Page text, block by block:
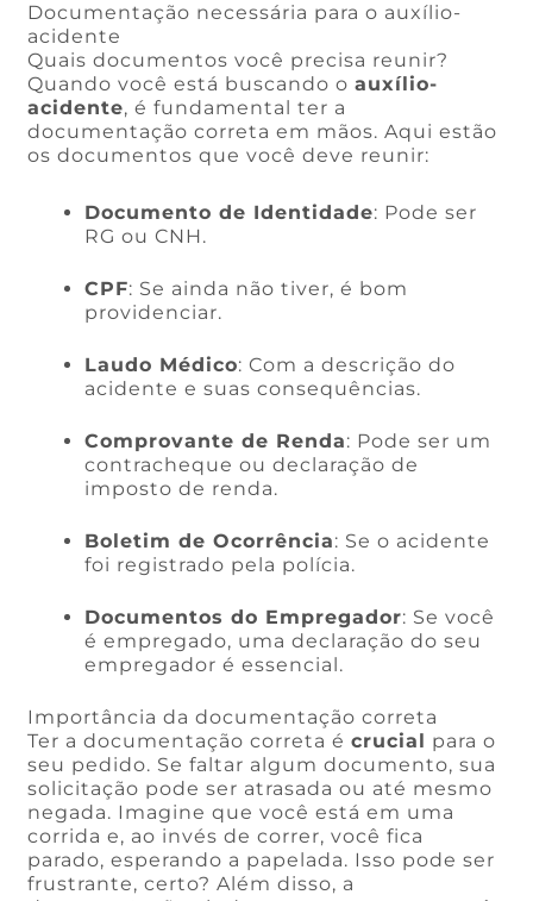
Documentação necessária para o auxílio-
acidente
Quais documentos você precisa reunir?
Quando você está buscando oauxílio-
acidente, é fundamental ter a
documentação correta em mãos. Aqui estão
os documentos que você deve reunir:
Documento de Identidade: Pode ser
RG ou CNH.
CPF: Se ainda não tiver, é bom
providenciar.
Laudo Médico: Com a descrição do
acidente e suas consequências.
Comprovante de Renda: Pode ser um
contracheque ou declaração de
imposto de renda.
Boletim de Ocorrência: Se o acidente
foi registrado pela polícia.
Documentos do Empregador: Se você
é empregado, uma declaração do seu
empregador é essencial.
Importância da documentação correta
Ter a documentação correta écrucial
para o
seu pedido. Se faltar algum documento, sua
solicitação pode ser atrasada ou até mesmo
negada. Imagine que você está em uma
corrida e, ao invés de correr, você fica
parado, esperando a papelada. Isso pode ser
frustrante, certo? Além disso, a